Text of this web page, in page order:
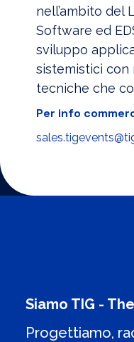
nell’ambito del
Software ed
sviluppo
sistemistici con
tecniche che
Per info
Siamo TIG -
Progettiamo,